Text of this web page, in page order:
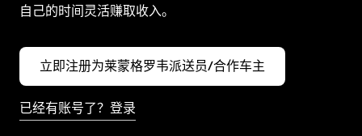
自己的时间灵活赚取收入。
立即注册为莱蒙格罗韦派送员/合作车主
已经有账号了？登录